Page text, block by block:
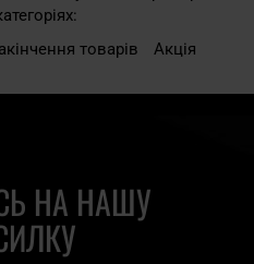
товарів Акція
НА НАШУ